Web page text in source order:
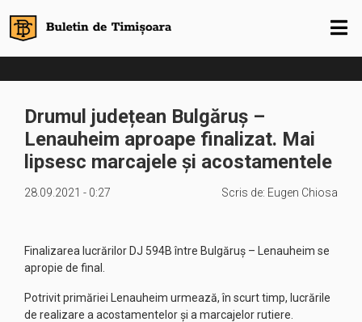
Drumul județean Bulgăruș –
Lenauheim aproape finalizat. Mai
lipsesc marcajele și acostamentele
28.09.2021 - 0:27 Scris de: Eugen Chiosa
Finalizarea lucrărilor DJ 594B între Bulgăruș – Lenauheim se
apropie de final.
Potrivit primăriei Lenauheim urmează, în scurt timp, lucrările
de realizare a acostamentelor și a marcajelor rutiere.